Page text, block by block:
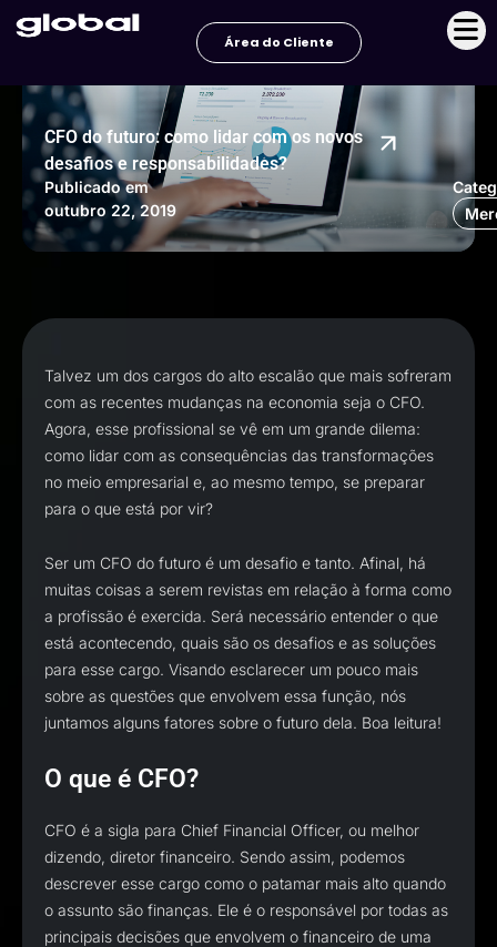
para
conteúdo
Área do Cliente
CFO do futuro: como lidar com os novos
desafios e responsabilidades?
Publicado em
outubro 22, 2019
Talvez um dos cargos do alto escalão que mais sofreram
com as recentes mudanças na economia seja o CFO.
Agora, esse profissional se vê em um grande dilema:
como lidar com as consequências das transformações
no meio empresarial e, ao mesmo tempo, se preparar
para o que está por vir?
Ser um CFO do futuro é um desafio e tanto. Afinal, há
muitas coisas a serem revistas em relação à forma como
a profissão é exercida. Será necessário entender o que
está acontecendo, quais são os desafios e as soluções
para esse cargo. Visando esclarecer um pouco mais
sobre as questões que envolvem essa função, nós
juntamos alguns fatores sobre o futuro dela. Boa leitura!
O que é CFO?
CFO é a sigla para Chief Financial Officer, ou melhor
dizendo, diretor financeiro. Sendo assim, podemos
descrever esse cargo como o patamar mais alto quando
o assunto são finanças. Ele é o responsável por todas as
principais decisões que envolvem o financeiro de uma